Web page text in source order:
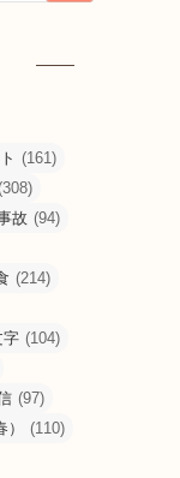
(161)
故 (94)
(214)
字 (104)
(97)
(110)